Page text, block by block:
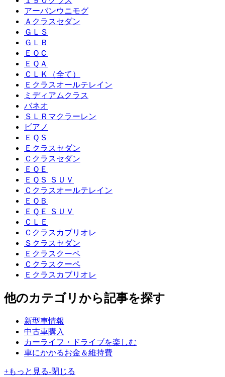
アーバンウニモグ
Ａクラスセダン
ＧＬＳ
ＧＬＢ
ＥＱＣ
ＥＱＡ
ＣＬＫ（全て）
Ｅクラスオールテレイン
ミディアムクラス
バネオ
ＳＬＲマクラーレン
ビアノ
ＥＱＳ
Ｅクラスセダン
Ｃクラスセダン
ＥＱＥ
ＥＱＳ ＳＵＶ
Ｃクラスオールテレイン
ＥＱＢ
ＥＱＥ ＳＵＶ
ＣＬＥ
Ｃクラスカブリオレ
Ｓクラスセダン
Ｅクラスクーペ
Ｃクラスクーペ
Ｅクラスカブリオレ
他のカテゴリから記事を探す
新型車情報
中古車購入
カーライフ・ドライブを楽しむ
車にかかるお金＆維持費
+もっと見る-閉じる